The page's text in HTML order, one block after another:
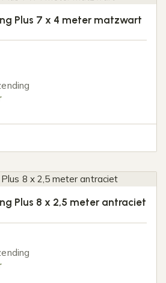
Plus 7 x 4 meter matzwart
Plus 8 x 2,5 meter antraciet